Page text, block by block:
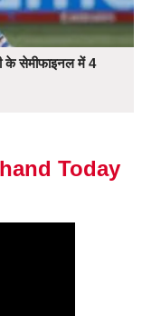
के सेमीफाइनल में 4
Today